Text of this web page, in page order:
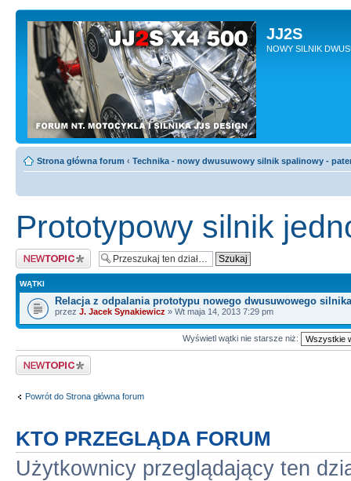
JJ2S
NOWY SILNIK
Strona główna forum ‹ Technika - nowy dwusuwowy silnik spalinowy -
Prototypowy silnik
Napisz wątek
WĄTKI
Relacja z odpalania prototypu nowego dwusuwowego silnika
przez J. Jacek Synakiewicz » Wt maja 14, 2013 7:29 pm
Wyświetl wątki nie starsze niż:
Napisz wątek
Powrót do Strona główna forum
KTO PRZEGLĄDA FORUM
Użytkownicy przeglądający ten